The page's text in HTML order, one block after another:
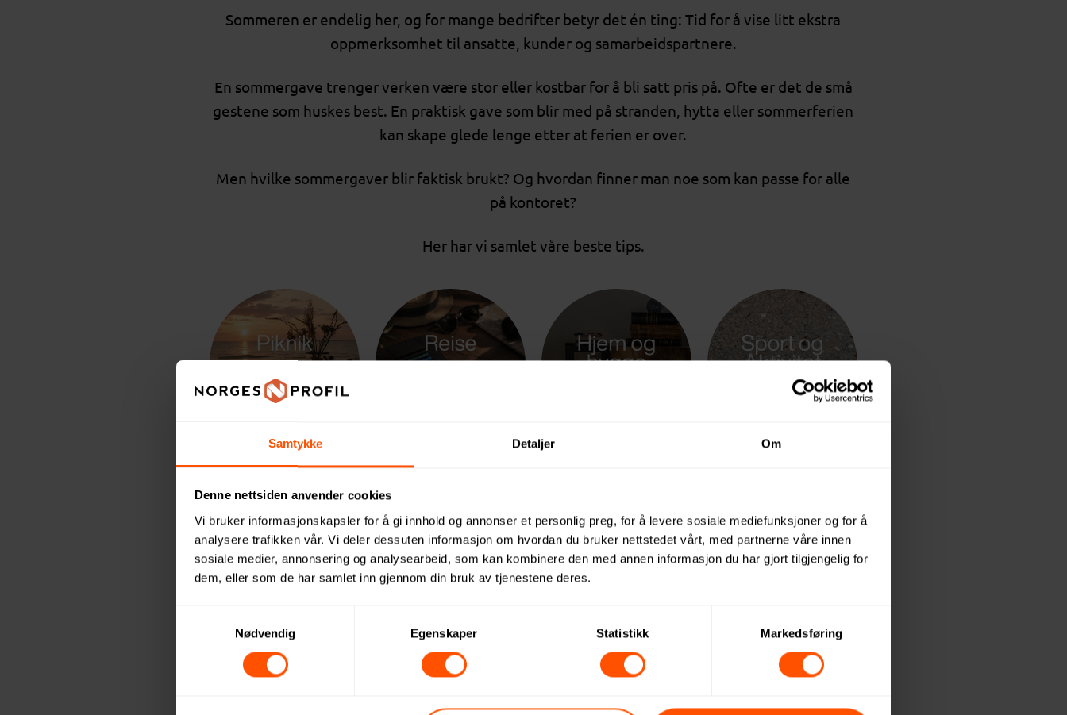
Samtykke Detaljer Om
Denne nettsiden anvender cookies
Vi bruker informasjonskapsler for å gi innhold og annonser et personlig preg, for å levere sosiale mediefunksjoner og for å
analysere trafikken vår. Vi deler dessuten informasjon om hvordan du bruker nettstedet vårt, med partnerne våre innen
sosiale medier, annonsering og analysearbeid, som kan kombinere den med annen informasjon du har gjort tilgjengelig for
dem, eller som de har samlet inn gjennom din bruk av tjenestene deres.
Nødvendig
Egenskaper Statistikk Markedsføring
Sommeren er endelig her, og for mange bedrifter betyr det én ting: Tid for å vise litt ekstra
oppmerksomhet til ansatte, kunder og samarbeidspartnere.
En sommergave trenger verken være stor eller kostbar for å bli satt pris på. Ofte er det de små
gestene som huskes best. En praktisk gave som blir med på stranden, hytta eller sommerferien
kan skape glede lenge etter at ferien er over.
Men hvilke sommergaver blir faktisk brukt? Og hvordan finner man noe som kan passe for alle
på kontoret?
Her har vi samlet våre beste tips.
Det er lett å tenke at sommergaver bare er en hyggelig tradisjon. Men for mange bedrifter
handler det om noe langt viktigere.
En sommergave er en enkel måte å vise ansatte at innsatsen deres blir sett og verdsatt.
For ansatte kan sommergaven være en fin markering før ferieavviklingen starter. For kunder
kan den være en hyggelig takk for samarbeidet så langt i året.